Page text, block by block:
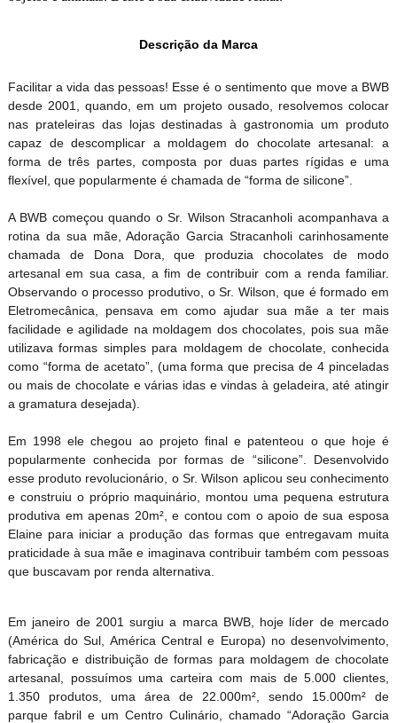
Descrição da Marca
Facilitar a vida das pessoas! Esse é o sentimento que move a BWB
desde 2001, quando, em um projeto ousado, resolvemos colocar
nas prateleiras das lojas destinadas à gastronomia um produto
capaz de descomplicar a moldagem do chocolate artesanal: a
forma de três partes, composta por duas partes rígidas e uma
flexível, que popularmente é chamada de “forma de silicone”.
A BWB começou quando o Sr. Wilson Stracanholi acompanhava a
rotina da sua mãe, Adoração Garcia Stracanholi carinhosamente
chamada de Dona Dora, que produzia chocolates de modo
artesanal em sua casa, a fim de contribuir com a renda familiar.
Observando o processo produtivo, o Sr. Wilson, que é formado em
Eletromecânica, pensava em como ajudar sua mãe a ter mais
facilidade e agilidade na moldagem dos chocolates, pois sua mãe
utilizava formas simples para moldagem de chocolate, conhecida
como “forma de acetato”, (uma forma que precisa de 4 pinceladas
ou mais de chocolate e várias idas e vindas à geladeira, até atingir
a gramatura desejada).
Em 1998 ele chegou ao projeto final e patenteou o que hoje é
popularmente conhecida por formas de “silicone”. Desenvolvido
esse produto revolucionário, o Sr. Wilson aplicou seu conhecimento
e construiu o próprio maquinário, montou uma pequena estrutura
produtiva em apenas 20m², e contou com o apoio de sua esposa
Elaine para iniciar a produção das formas que entregavam muita
praticidade à sua mãe e imaginava contribuir também com pessoas
que buscavam por renda alternativa.
Em janeiro de 2001 surgiu a marca BWB, hoje líder de mercado
(América do Sul, América Central e Europa) no desenvolvimento,
fabricação e distribuição de formas para moldagem de chocolate
artesanal, possuímos uma carteira com mais de 5.000 clientes,
1.350 produtos, uma área de 22.000m², sendo 15.000m² de
parque fabril e um Centro Culinário, chamado “Adoração Garcia